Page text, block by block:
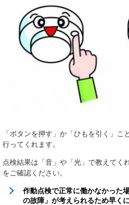
「ボタンを押す」か「ひもを引く」こ
行ってくれます。
点検結果は「音」や「光」で教えてく
をご確認ください。
作動点検で正常に働かなかった
の故障」が考えられるため早く